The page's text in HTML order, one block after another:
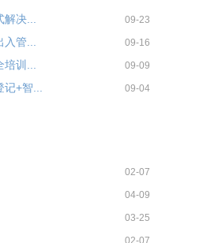
解决... 09-23
入管... 09-16
培训... 09-09
记+智... 09-04
02-07
04-09
03-25